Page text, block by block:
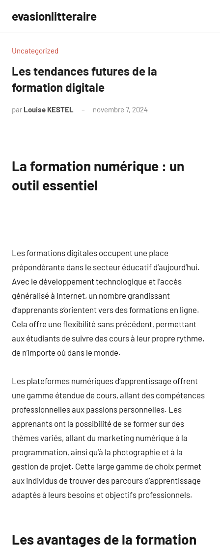
contenu
evasionlitteraire
Uncategorized
Les tendances futures de la
formation digitale
par Louise KESTEL novembre 7, 2024
La formation numérique : un
outil essentiel
Les formations digitales occupent une place
prépondérante dans le secteur éducatif d’aujourd’hui.
Avec le développement technologique et l’accès
généralisé à Internet, un nombre grandissant
d’apprenants s’orientent vers des formations en ligne.
Cela offre une flexibilité sans précédent, permettant
aux étudiants de suivre des cours à leur propre rythme,
de n’importe où dans le monde.
Les plateformes numériques d’apprentissage offrent
une gamme étendue de cours, allant des compétences
professionnelles aux passions personnelles. Les
apprenants ont la possibilité de se former sur des
thèmes variés, allant du marketing numérique à la
programmation, ainsi qu’à la photographie et à la
gestion de projet. Cette large gamme de choix permet
aux individus de trouver des parcours d’apprentissage
adaptés à leurs besoins et objectifs professionnels.
Les avantages de la formation